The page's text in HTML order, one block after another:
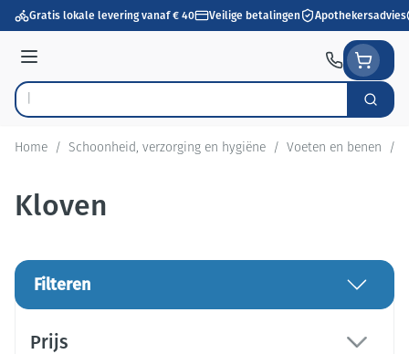
Ga naar de inhoud
Gratis lokale levering vanaf € 40 Veilige betalingen Apothekersadvies
Menu
Product, merk, categorie... Zoek
Home / Schoonheid, verzorging en hygiëne / Voeten en benen /
Kloven
Filteren
Prijs